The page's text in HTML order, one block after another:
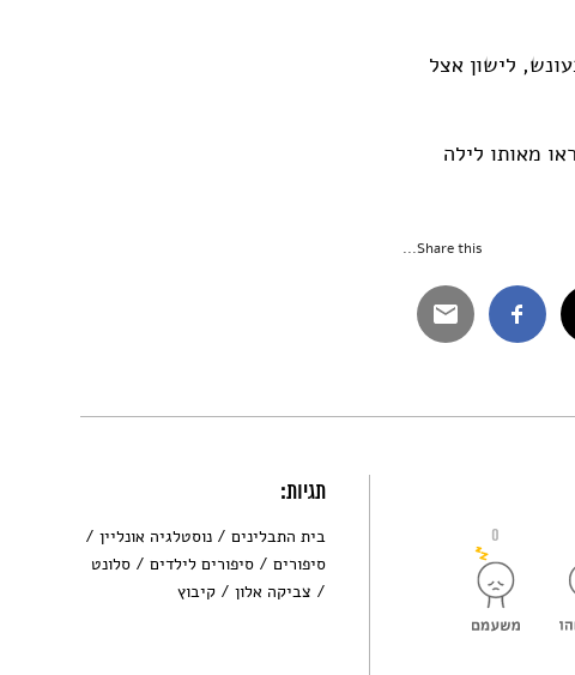
לישון אצל
מאותו לילה
Share this...
0
תגיות:
בית התבלינים
נוסטלגיה אונליין
סיפורים
סיפורים לילדים
סלונט
צביקה אלון
קיבוץ